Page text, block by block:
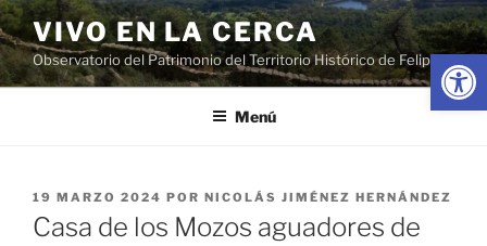
Abrir
Saltar
al
contenido
VIVO EN LA CERCA
Observatorio del Patrimonio del Territorio Histórico de Felipe II
Menú
PUBLICADO
EL
19 MARZO 2024 POR NICOLÁS JIMÉNEZ HERNÁNDEZ
Casa de los Mozos aguadores de